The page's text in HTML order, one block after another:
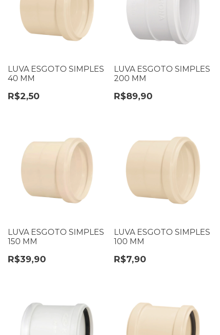
LUVA ESGOTO SIMPLES
40 MM
R$2,50
LUVA ESGOTO SIMPLES
200 MM
R$89,90
LUVA ESGOTO SIMPLES
150 MM
R$39,90
LUVA ESGOTO SIMPLES
100 MM
R$7,90